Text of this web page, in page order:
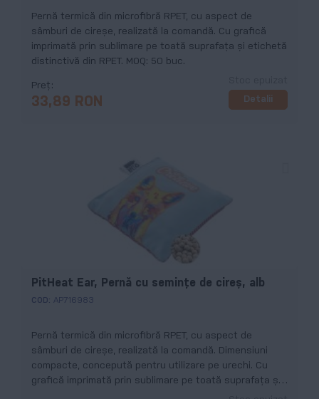
Pernă termică din microfibră RPET, cu aspect de
sâmburi de cireșe, realizată la comandă. Cu grafică
imprimată prin sublimare pe toată suprafața și etichetă
distinctivă din RPET. MOQ: 50 buc.
Preț
33,89 RON
Detalii
PitHeat Ear, Pernă cu semințe de cireș, alb
COD: AP716983
Pernă termică din microfibră RPET, cu aspect de
sâmburi de cireșe, realizată la comandă. Dimensiuni
compacte, concepută pentru utilizare pe urechi. Cu
grafică imprimată prin sublimare pe toată suprafața și